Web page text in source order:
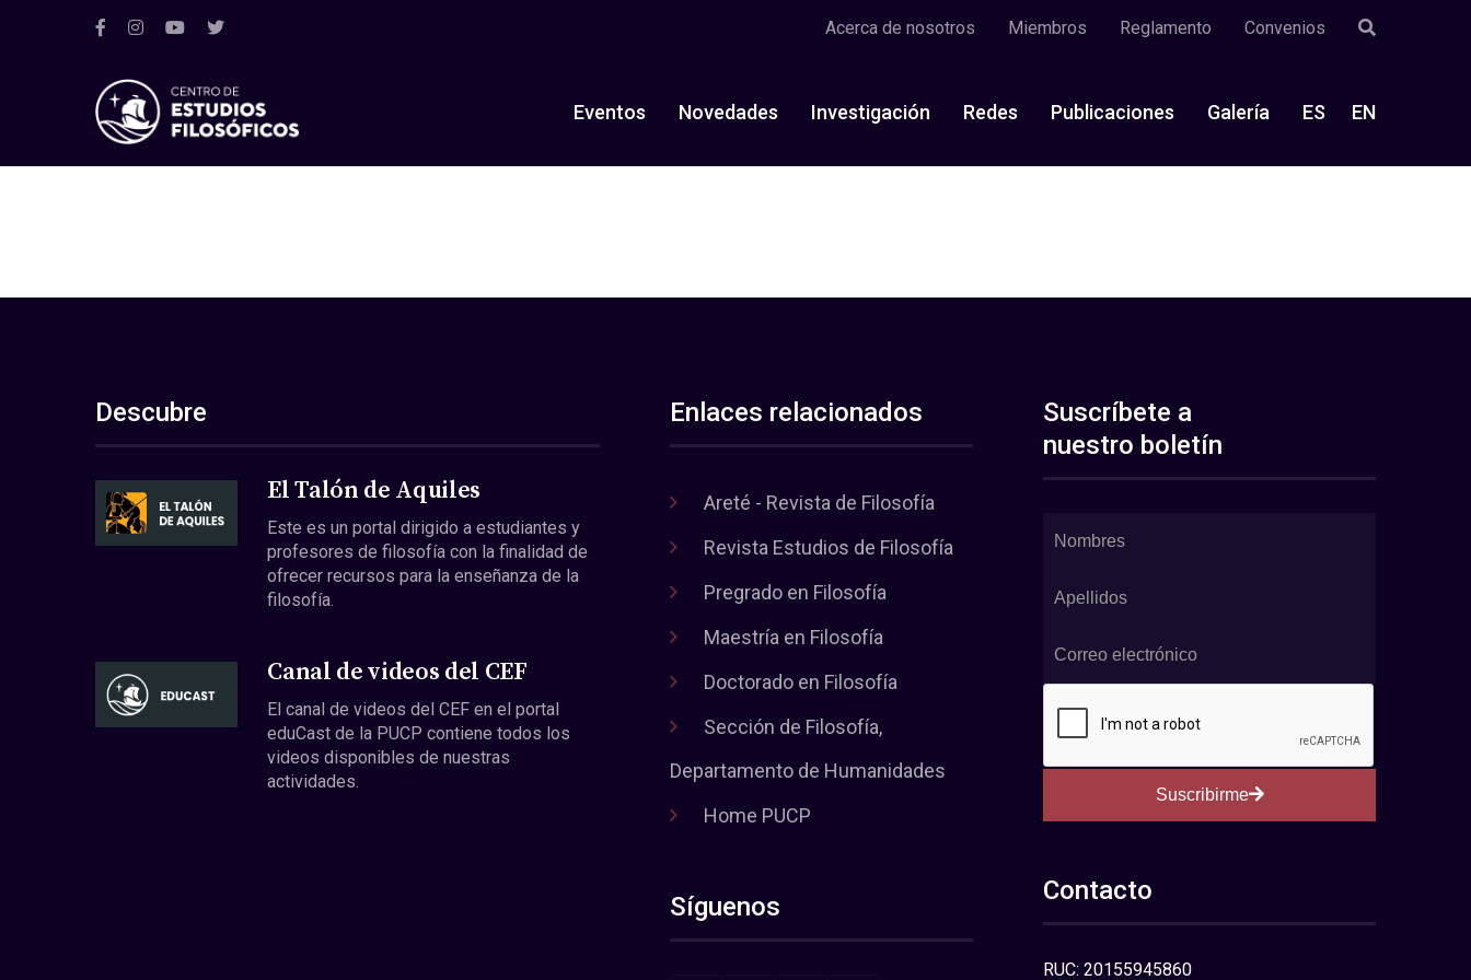
Acerca de nosotros Miembros Reglamento Convenios
Eventos Novedades Investigación Redes Publicaciones Galería ES EN
Descubre
El Talón de Aquiles
Este es un portal dirigido a estudiantes y
profesores de filosofía con la finalidad de
ofrecer recursos para la enseñanza de la
filosofía.
Canal de videos del CEF
El canal de videos del CEF en el portal
eduCast de la PUCP contiene todos los
videos disponibles de nuestras
actividades.
Enlaces relacionados
Areté - Revista de Filosofía
Revista Estudios de Filosofía
Pregrado en Filosofía
Maestría en Filosofía
Doctorado en Filosofía
Sección de Filosofía,
Departamento de Humanidades
Home PUCP
Síguenos
Suscríbete a
nuestro boletín
Suscribirme
Contacto
RUC: 20155945860